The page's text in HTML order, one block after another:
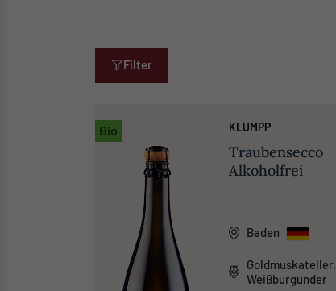
Filter
Bio KLUMPP
Traubensecco
Alkoholfrei
Baden
Goldmuskateller,
Weißburgunder